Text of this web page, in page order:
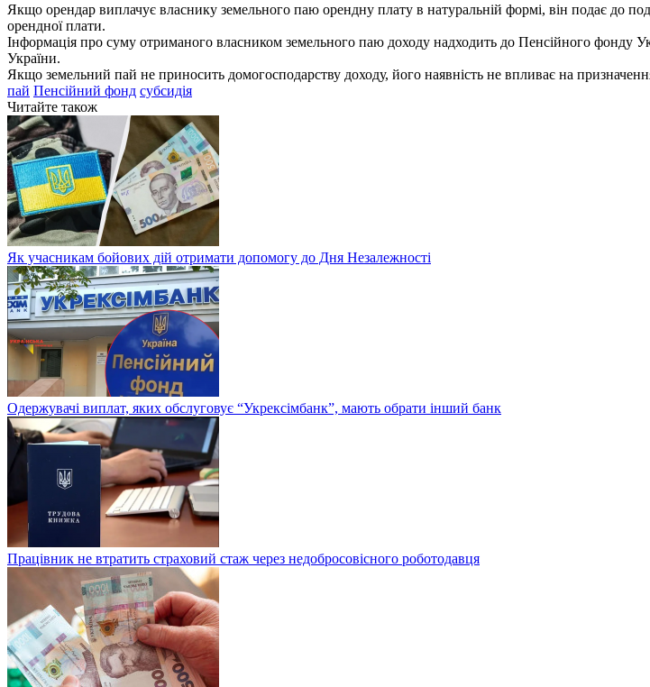
Якщо орендар виплачує власнику земельного паю орендну плату в натуральній формі, він подає до
орендної плати.
Інформація про суму отриманого власником земельного паю доходу надходить до Пенсійного фонду
України.
Якщо земельний пай не приносить домогосподарству доходу, його наявність не впливає на
пай Пенсійний фонд субсидія
Читайте також
Як учасникам бойових дій отримати допомогу до Дня Незалежності
Одержувачі виплат, яких обслуговує “Укрексімбанк”, мають обрати інший банк
Працівник не втратить страховий стаж через недобросовісного роботодавця